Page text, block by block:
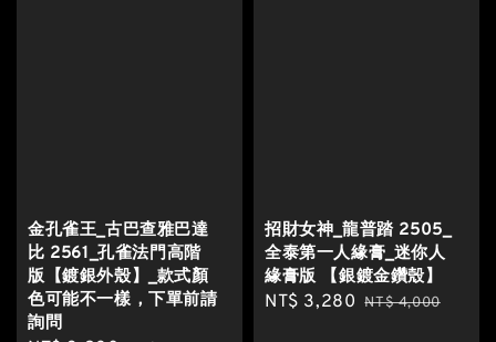
金孔雀王_古巴查雅巴達
比 2561_孔雀法門高階
版【鍍銀外殼】_款式顏
色可能不一樣，下單前請
詢問
招財女神_龍普踏 2505_
全泰第一人緣膏_迷你人
緣膏版 【銀鍍金鑽殼】
Sale
NT$ 3,280 Regular
NT$ 4,000